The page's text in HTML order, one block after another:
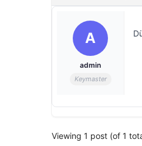
A
admin
Keymaster
Viewing 1 post (of 1